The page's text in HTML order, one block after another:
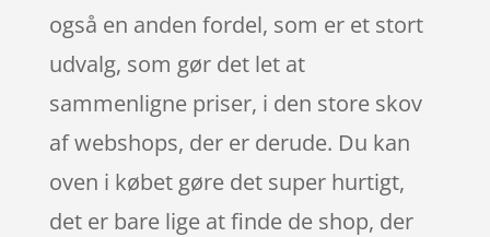
også en anden fordel, som er et stort
udvalg, som gør det let at
sammenligne priser, i den store skov
af webshops, der er derude. Du kan
oven i købet gøre det super hurtigt,
det er bare lige at finde de shop, der